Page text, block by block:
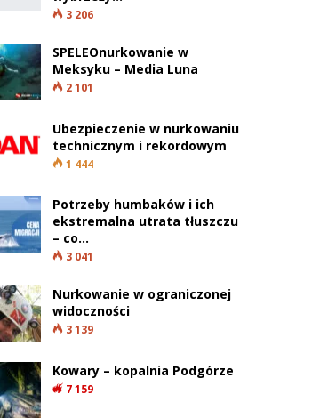
3 206
SPELEOnurkowanie w
Meksyku – Media Luna
2 101
Ubezpieczenie w nurkowaniu
technicznym i rekordowym
1 444
Potrzeby humbaków i ich
ekstremalna utrata tłuszczu
– co…
3 041
Nurkowanie w ograniczonej
widoczności
3 139
Kowary – kopalnia Podgórze
7 159